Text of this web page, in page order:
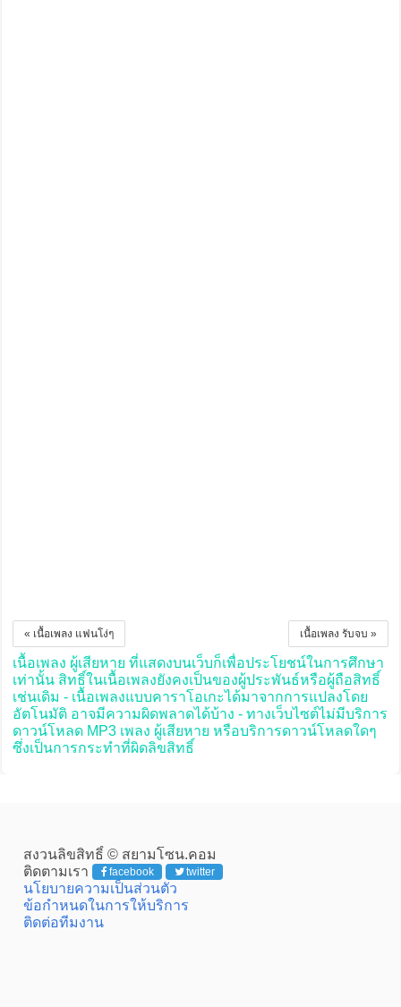
เนื้อเพลง รับจบ »
« เนื้อเพลง แฟนโง่ๆ
เนื้อเพลง ผู้เสียหาย ที่แสดงบนเว็บก็เพื่อประโยชน์ในการศึกษา
เท่านั้น สิทธิ์ในเนื้อเพลงยังคงเป็นของผู้ประพันธ์หรือผู้ถือสิทธิ์
เช่นเดิม - เนื้อเพลงแบบคาราโอเกะได้มาจากการแปลงโดย
อัตโนมัติ อาจมีความผิดพลาดได้บ้าง - ทางเว็บไซต์ไม่มีบริการ
ดาวน์โหลด MP3 เพลง ผู้เสียหาย หรือบริการดาวน์โหลดใดๆ
ซึ่งเป็นการกระทำที่ผิดลิขสิทธิ์
สงวนลิขสิทธิ์ © สยามโซน.คอม
ติดตามเรา
facebook twitter
นโยบายความเป็นส่วนตัว
ข้อกำหนดในการให้บริการ
ติดต่อทีมงาน